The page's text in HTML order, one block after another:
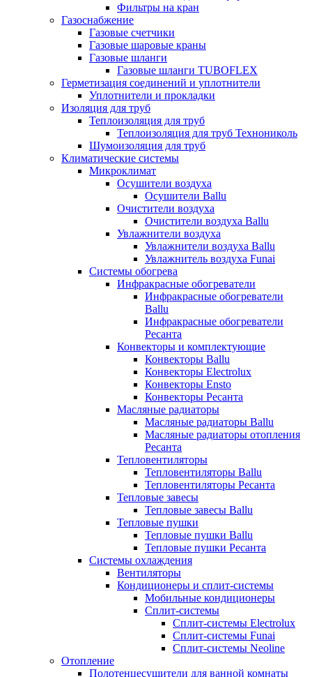
Фильтры на кран
Газоснабжение
Газовые счетчики
Газовые шаровые краны
Газовые шланги
Газовые шланги TUBOFLEX
Герметизация соединений и уплотнители
Уплотнители и прокладки
Изоляция для труб
Теплоизоляция для труб
Теплоизоляция для труб Технониколь
Шумоизоляция для труб
Климатические системы
Микроклимат
Осушители воздуха
Осушители Ballu
Очистители воздуха
Очистители воздуха Ballu
Увлажнители воздуха
Увлажнители воздуха Ballu
Увлажнитель воздуха Funai
Системы обогрева
Инфракрасные обогреватели
Инфракрасные обогреватели
Ballu
Инфракрасные обогреватели
Ресанта
Конвекторы и комплектующие
Конвекторы Ballu
Конвекторы Electrolux
Конвекторы Ensto
Конвекторы Ресанта
Масляные радиаторы
Масляные радиаторы Ballu
Масляные радиаторы отопления
Ресанта
Тепловентиляторы
Тепловентиляторы Ballu
Тепловентиляторы Ресанта
Тепловые завесы
Тепловые завесы Ballu
Тепловые пушки
Тепловые пушки Ballu
Тепловые пушки Ресанта
Системы охлаждения
Вентиляторы
Кондиционеры и сплит-системы
Мобильные кондиционеры
Сплит-системы
Сплит-системы Electrolux
Сплит-системы Funai
Сплит-системы Neoline
Отопление
Полотенцесушители для ванной комнаты